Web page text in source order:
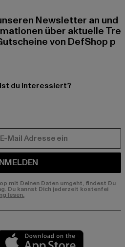
Newsletter an und
über aktuelle Tre
von DefShop p
du interessiert?
mit Deinen Daten umgeht, findest Du
Du kannst Dich jederzeit kostenfei
lesen.
market